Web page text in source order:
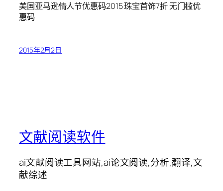
美国亚马逊情人节优惠码2015 珠宝首饰7折 无门槛优
惠码
2015年2月2日
文献阅读软件
ai文献阅读工具网站,ai论文阅读,分析,翻译,文
献综述